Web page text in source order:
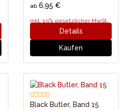
ab 6,95 €
inkl. 19% gesetzlicher MwSt.
Details
Kaufen
Black Butler, Band 15